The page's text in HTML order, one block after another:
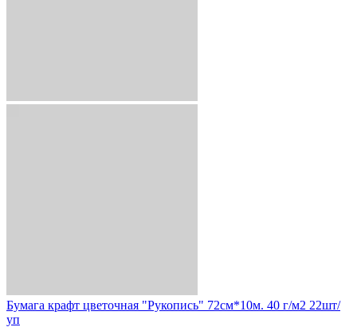
Бумага крафт цветочная "Рукопись" 72см*10м. 40 г/м2 22шт/
уп